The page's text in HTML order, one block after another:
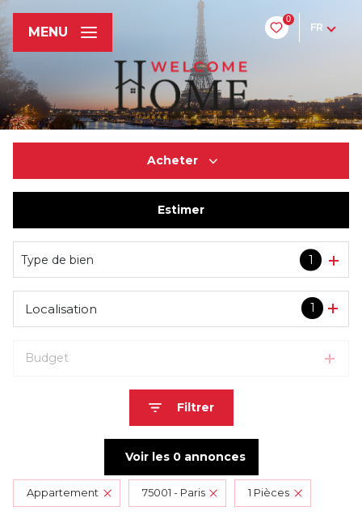
0
FR
MENU
Acheter
Du neuf
Estimer
Type de bien 1
1
Localisation
Budget
Filtrer
Voir les 0annonces
Appartement 75001 - Paris 1 Pièces